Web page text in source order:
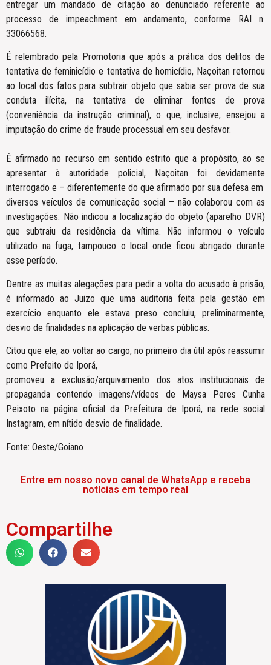
entregar um mandado de citação ao denunciado referente ao
processo de impeachment em andamento, conforme RAI n.
33066568.
É relembrado pela Promotoria que após a prática dos delitos de
tentativa de feminicídio e tentativa de homicídio, Naçoitan retornou
ao local dos fatos para subtrair objeto que sabia ser prova de sua
conduta ilícita, na tentativa de eliminar fontes de prova
(conveniência da instrução criminal), o que, inclusive, ensejou a
imputação do crime de fraude processual em seu desfavor.
É afirmado no recurso em sentido estrito que a propósito, ao se
apresentar à autoridade policial, Naçoitan foi devidamente
interrogado e – diferentemente do que afirmado por sua defesa em
diversos veículos de comunicação social – não colaborou com as
investigações. Não indicou a localização do objeto (aparelho DVR)
que subtraiu da residência da vítima. Não informou o veículo
utilizado na fuga, tampouco o local onde ficou abrigado durante
esse período.
Dentre as muitas alegações para pedir a volta do acusado à prisão,
é informado ao Juizo que uma auditoria feita pela gestão em
exercício enquanto ele estava preso concluiu, preliminarmente,
desvio de finalidades na aplicação de verbas públicas.
Citou que ele, ao voltar ao cargo, no primeiro dia útil após reassumir
como Prefeito de Iporá,
promoveu a exclusão/arquivamento dos atos institucionais de
propaganda contendo imagens/vídeos de Maysa Peres Cunha
Peixoto na página oficial da Prefeitura de Iporá, na rede social
Instagram, em nítido desvio de finalidade.
Fonte: Oeste/Goiano
Entre em nosso novo canal de WhatsApp e receba
notícias em tempo real
Compartilhe